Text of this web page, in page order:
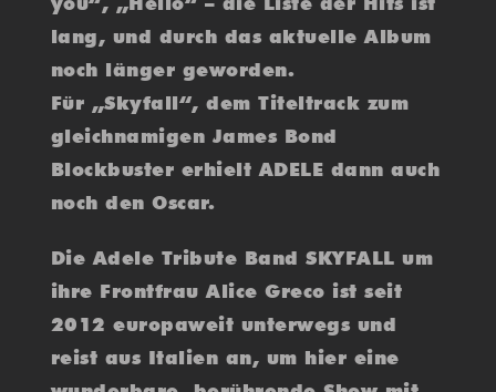
lang, und durch das aktuelle Album
noch länger geworden.
Für „Skyfall“, dem Titeltrack zum
gleichnamigen James Bond
Blockbuster erhielt ADELE dann auch
noch den Oscar.
Die Adele Tribute Band SKYFALL um
ihre Frontfrau Alice Greco ist seit
2012 europaweit unterwegs und
reist aus Italien an, um hier eine